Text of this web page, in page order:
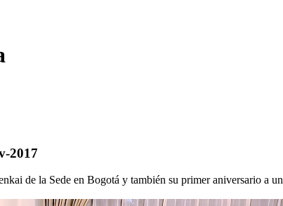
2017
de la Sede en Bogotá y también su primer aniversario a